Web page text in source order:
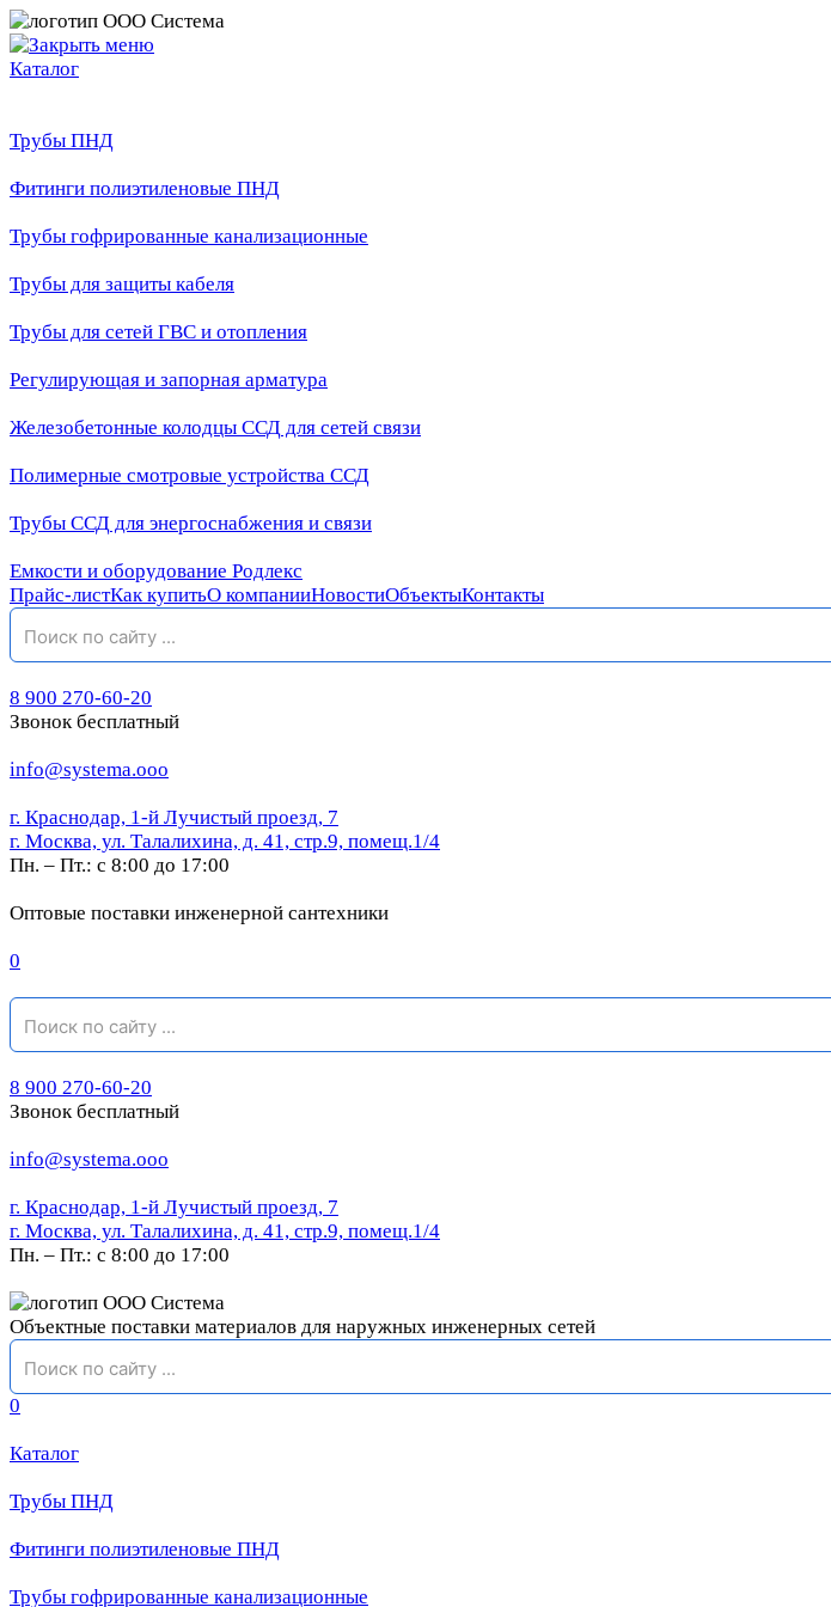
Каталог
Трубы ПНД
Фитинги полиэтиленовые ПНД
Трубы гофрированные канализационные
Трубы для защиты кабеля
Трубы для сетей ГВС и отопления
Регулирующая и запорная арматура
Железобетонные колодцы ССД для сетей связи
Полимерные смотровые устройства ССД
Трубы ССД для энергоснабжения и связи
Емкости и оборудование Родлекс
Прайс-листКак купитьО компанииНовостиОбъектыКонтакты
8 900 270-60-20
Звонок бесплатный
info@systema.ooo
г. Краснодар, 1-й Лучистый проезд, 7
г. Москва, ул. Талалихина, д. 41, стр.9, помещ.1/4
Пн. – Пт.: с 8:00 до 17:00
Оптовые поставки инженерной сантехники
0
8 900 270-60-20
Звонок бесплатный
info@systema.ooo
г. Краснодар, 1-й Лучистый проезд, 7
г. Москва, ул. Талалихина, д. 41, стр.9, помещ.1/4
Пн. – Пт.: с 8:00 до 17:00
Объектные поставки материалов для наружных инженерных сетей
0
Каталог
Трубы ПНД
Фитинги полиэтиленовые ПНД
Трубы гофрированные канализационные